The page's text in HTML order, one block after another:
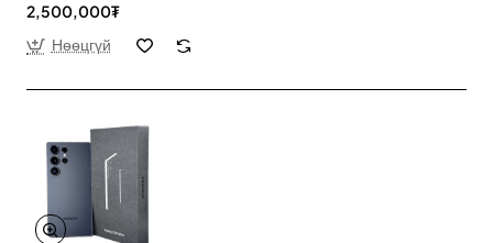
2,500,000₮
Нөөцгүй